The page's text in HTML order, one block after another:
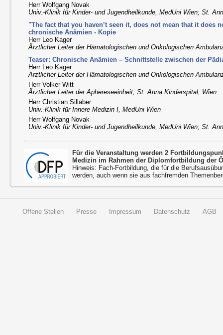
Herr Wolfgang Novak
Univ.-Klinik für Kinder- und Jugendheilkunde, MedUni Wien; St.
"The fact that you haven’t seen it, does not mean that it does
chronische Anämien - Kopie
Herr Leo Kager
Ärztlicher Leiter der Hämatologischen und Onkologischen
Teaser: Chronische Anämien – Schnittstelle zwischen der
Herr Leo Kager
Ärztlicher Leiter der Hämatologischen und Onkologischen
Herr Volker Witt
Ärztlicher Leiter der Aphereseeinheit, St. Anna Kinderspital, Wien
Herr Christian Sillaber
Univ.-Klinik für Innere Medizin I, MedUni Wien
Herr Wolfgang Novak
Univ.-Klinik für Kinder- und Jugendheilkunde, MedUni Wien; St.
Für die Veranstaltung werden 2
Medizin im Rahmen der Diplomfortbildung der
Hinweis: Fach-Fortbildung, die für die
werden, auch wenn sie aus fachfremden
Offene Stellen Presse Impressum Datenschutz AGB